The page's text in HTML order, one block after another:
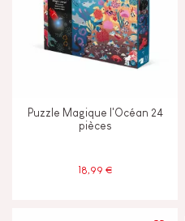
Puzzle Magique l'Océan 24
pièces
18,99 €